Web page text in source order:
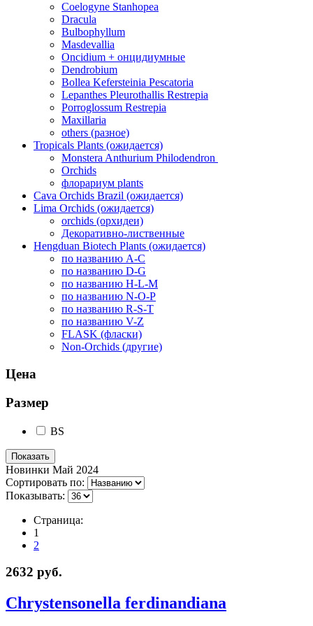
Coelogyne Stanhopea
Dracula
Bulbophyllum
Masdevallia
Oncidium + онцидиумные
Dendrobium
Bollea Kefersteinia Pescatoria
Lepanthes Pleurothallis Restrepia
Porroglossum Restrepia
Maxillaria
others (разное)
Tropicals Plants (ожидается)
​​​​​​​Monstera Anthurium Philodendron
Orchids
флорариум plants
Cava Orchids Brazil (ожидается)
Lima Orchids (ожидается)
orchids (орхидеи)
Декоративно-лиственные
Hengduan Biotech Plants (ожидается)
по названию A-C
по названию D-G
по названию H-L-M
по названию N-O-P
по названию R-S-T
по названию V-Z
FLASK (фласки)
Non-Orchids (другие)
Цена
Размер
BS
Новинки Май 2024
Сортировать по:
Показывать:
Страница:
1
2
2632 руб.
Chrystensonella ferdinandiana